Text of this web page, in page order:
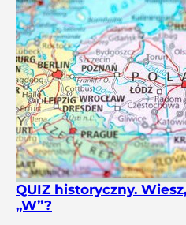
QUIZ historyczny.
„W”?